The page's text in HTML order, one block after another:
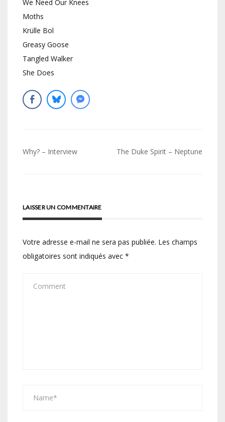
We Need Our Knees
Moths
Krülle Bol
Greasy Goose
Tangled Walker
She Does
Navigation
Why? – Interview The Duke Spirit – Neptune
LAISSER UN COMMENTAIRE
Votre adresse e-mail ne sera pas publiée. Les champs
obligatoires sont indiqués avec *